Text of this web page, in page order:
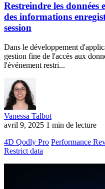
Restreindre les données
des informations
session
Dans le développement
gestion fine de l'accès aux
l'événement restri...
Vanessa Talbot
avril 9, 2025 1 min de lecture
4D Qodly Pro Performance
Restrict data